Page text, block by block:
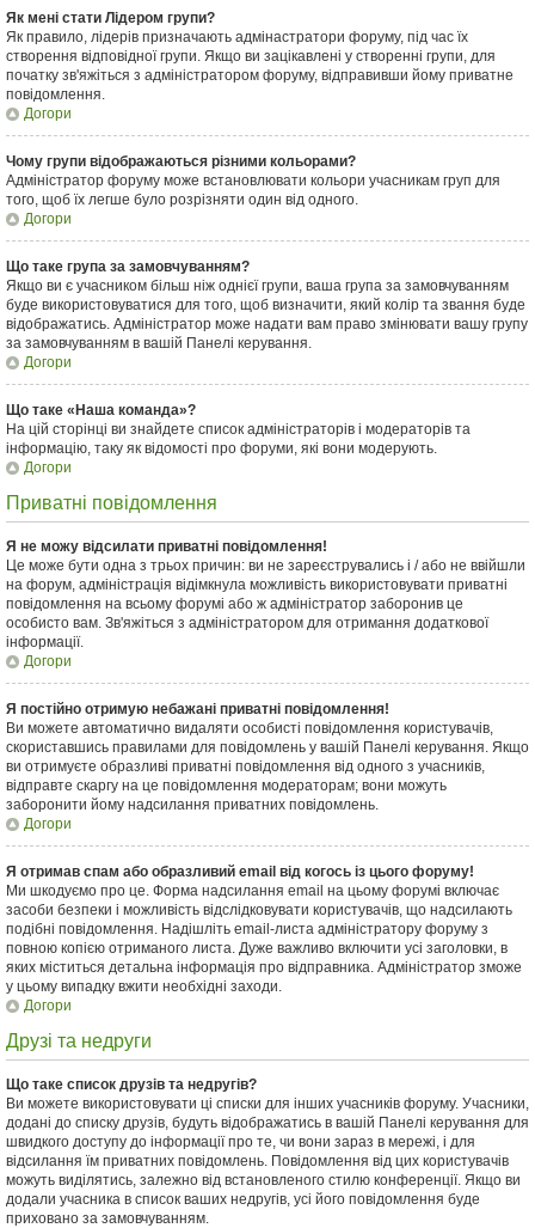
Як мені стати Лідером групи?
Як правило, лідерів призначають адмінастратори форуму, під час їх
створення відповідної групи. Якщо ви зацікавлені у створенні групи, для
початку зв'яжіться з адміністратором форуму, відправивши йому приватне
повідомлення.
Догори
Чому групи відображаються різними кольорами?
Адміністратор форуму може встановлювати кольори учасникам груп для
того, щоб їх легше було розрізняти один від одного.
Догори
Що таке група за замовчуванням?
Якщо ви є учасником більш ніж однієї групи, ваша група за замовчуванням
буде використовуватися для того, щоб визначити, який колір та звання буде
відображатись. Адміністратор може надати вам право змінювати вашу групу
за замовчуванням в вашій Панелі керування.
Догори
Що таке «Наша команда»?
На цій сторінці ви знайдете список адміністраторів і модераторів та
інформацію, таку як відомості про форуми, які вони модерують.
Догори
Приватні повідомлення
Я не можу відсилати приватні повідомлення!
Це може бути одна з трьох причин: ви не зареєструвались і / або не ввійшли
на форум, адміністрація відімкнула можливість використовувати приватні
повідомлення на всьому форумі або ж адміністратор заборонив це
особисто вам. Зв'яжіться з адміністратором для отримання додаткової
інформації.
Догори
Я постійно отримую небажані приватні повідомлення!
Ви можете автоматично видаляти особисті повідомлення користувачів,
скориставшись правилами для повідомлень у вашій Панелі керування. Якщо
ви отримуєте образливі приватні повідомлення від одного з учасників,
відправте скаргу на це повідомлення модераторам; вони можуть
заборонити йому надсилання приватних повідомлень.
Догори
Я отримав спам або образливий email від когось із цього форуму!
Ми шкодуємо про це. Форма надсилання email на цьому форумі включає
засоби безпеки і можливість відслідковувати користувачів, що надсилають
подібні повідомлення. Надішліть email-листа адміністратору форуму з
повною копією отриманого листа. Дуже важливо включити усі заголовки, в
яких міститься детальна інформація про відправника. Адміністратор зможе
у цьому випадку вжити необхідні заходи.
Догори
Друзі та недруги
Що таке список друзів та недругів?
Ви можете використовувати ці списки для інших учасників форуму. Учасники,
додані до списку друзів, будуть відображатись в вашій Панелі керування для
швидкого доступу до інформації про те, чи вони зараз в мережі, і для
відсилання їм приватних повідомлень. Повідомлення від цих користувачів
можуть виділятись, залежно від встановленого стилю конференції. Якщо ви
додали учасника в список ваших недругів, усі його повідомлення буде
приховано за замовчуванням.